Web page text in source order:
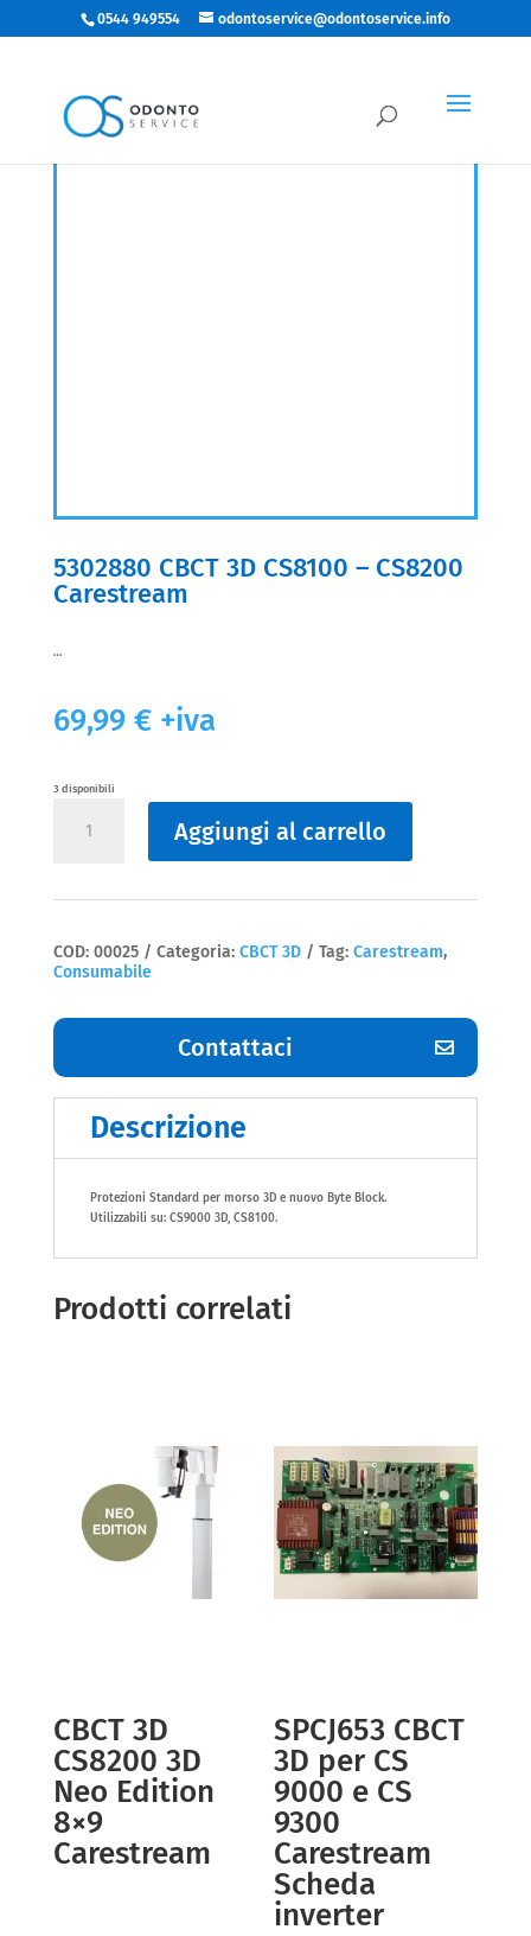
0544 949554 odontoservice@odontoservice.info
5302880 CBCT 3D CS8100 – CS8200
Carestream
…
69,99 € +iva
3 disponibili
quantità
Aggiungi al carrello
COD: 00025 Categoria: CBCT 3D Tag: Carestream,
Consumabile
Contattaci
Descrizione
Protezioni Standard per morso 3D e nuovo Byte Block.
Utilizzabili su: CS9000 3D, CS8100.
Prodotti correlati
CBCT 3D
CS8200 3D
Neo Edition
8×9
Carestream
SPCJ653 CBCT
3D per CS
9000 e CS
9300
Carestream
Scheda
inverter